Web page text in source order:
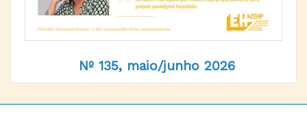
Nº 135, maio/junho 2026